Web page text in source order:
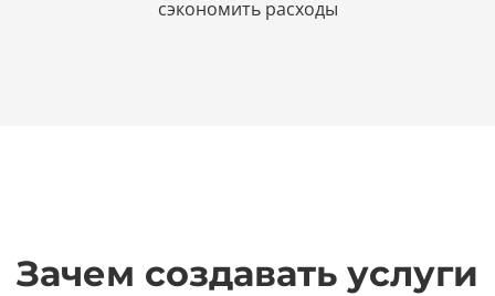
Зачем создавать услуги